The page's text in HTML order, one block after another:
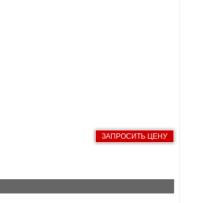
ЗАПРОСИТЬ ЦЕНУ